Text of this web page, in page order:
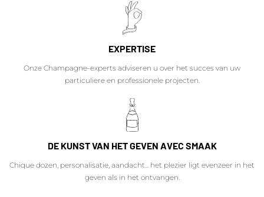
EXPERTISE
Onze Champagne-experts adviseren u over het succes van uw
particuliere en professionele projecten.
DE KUNST VAN HET GEVEN AVEC SMAAK
Chique dozen, personalisatie, aandacht... het plezier ligt evenzeer in het
geven als in het ontvangen.